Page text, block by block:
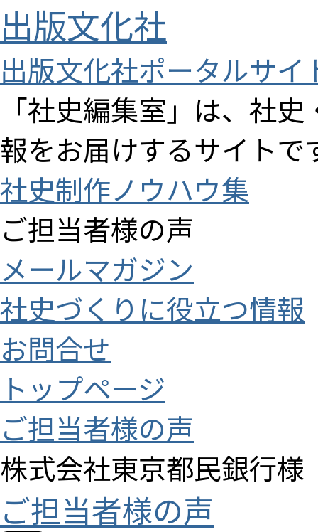
出版文化社
出版文化社ポータルサイ
「社史編集室」は、社
報をお届けするサイトで
社史制作ノウハウ集
ご担当者様の声
メールマガジン
社史づくりに役立つ情報
お問合せ
トップページ
ご担当者様の声
株式会社東京都民銀行様
ご担当者様の声